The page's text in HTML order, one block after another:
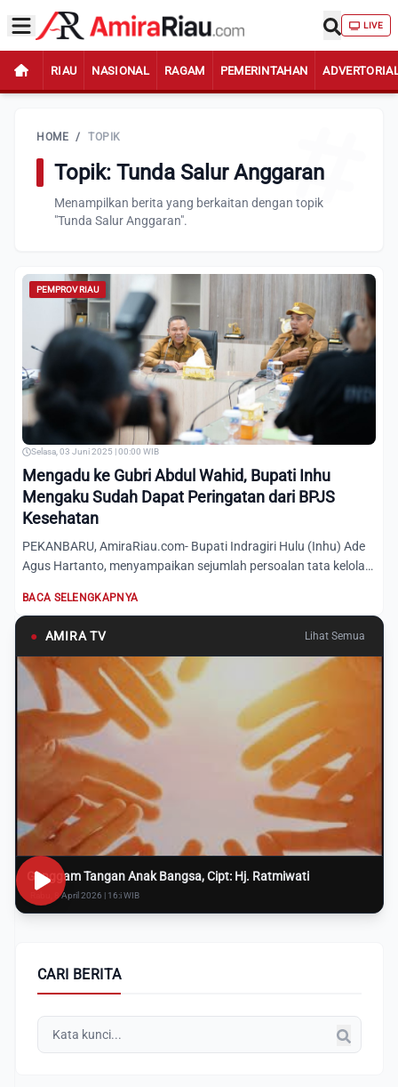
LIVE
RIAU NASIONAL RAGAM PEMERINTAHAN
HOME / TOPIK
Topik: Tunda Salur Anggaran
Menampilkan berita yang berkaitan dengan topik
"Tunda Salur Anggaran".
PEMPROV RIAU
Selasa, 03 Juni 2025 | 00:00 WIB
Mengadu ke Gubri Abdul Wahid, Bupati Inhu
Mengaku Sudah Dapat Peringatan dari BPJS
Kesehatan
PEKANBARU, AmiraRiau.com- Bupati Indragiri Hulu (Inhu) Ade
Agus Hartanto, menyampaikan sejumlah persoalan tata kelola
BACA SELENGKAPNYA
● AMIRA TV Lihat Semua
Genggam Tangan Anak Bangsa, Cipt: Hj. Ratmiwati
Rabu, 8 April 2026 | 16:i WIB
CARI BERITA